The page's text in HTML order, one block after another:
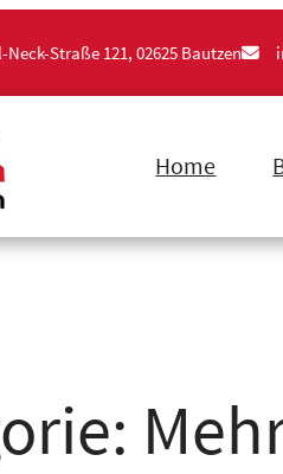
Neck-Straße 121, 02625 Bautzen
Home